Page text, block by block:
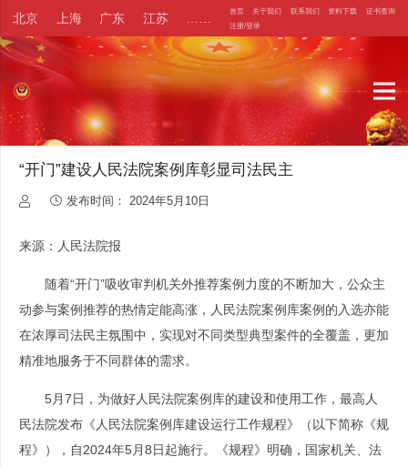
北京 上海 广东 江苏 首页 关于我们 联系我们 资料下载
证书查询
注册/登录
“开门”建设人民法院案例库彰显司法民主
发布时间：2024年5月10日
来源：人民法院报
随着“开门”吸收审判机关外推荐案例力度的不断加大，公众主
动参与案例推荐的热情定能高涨，人民法院案例库案例的入选亦能
在浓厚司法民主氛围中，实现对不同类型典型案件的全覆盖，更加
精准地服务于不同群体的需求。
5月7日，为做好人民法院案例库的建设和使用工作，最高人
民法院发布《人民法院案例库建设运行工作规程》（以下简称《规
程》），自2024年5月8日起施行。《规程》明确，国家机关、法